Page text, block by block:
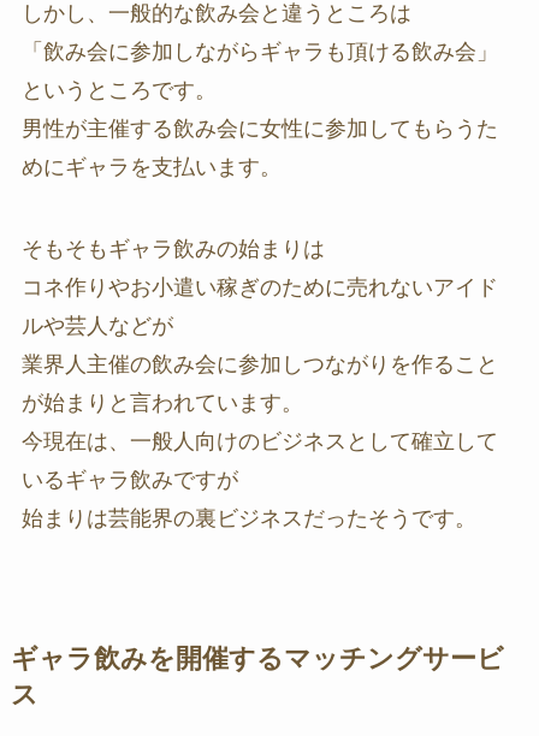
しかし、一般的な飲み会と違うところは
「飲み会に参加しながらギャラも頂ける飲み会」
というところです。
男性が主催する飲み会に女性に参加してもらうた
めにギャラを支払います。
そもそもギャラ飲みの始まりは
コネ作りやお小遣い稼ぎのために売れないアイド
ルや芸人などが
業界人主催の飲み会に参加しつながりを作ること
が始まりと言われています。
今現在は、一般人向けのビジネスとして確立して
いるギャラ飲みですが
始まりは芸能界の裏ビジネスだったそうです。
ギャラ飲みを開催するマッチングサービ
ス